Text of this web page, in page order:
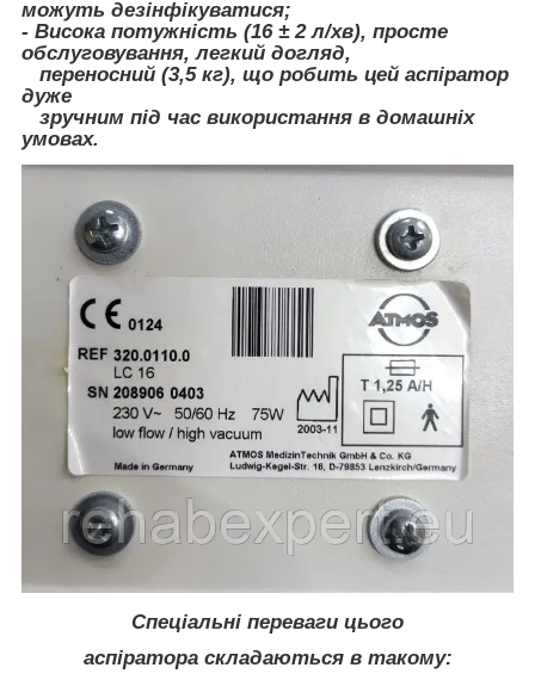
можуть дезінфікуватися;
- Висока потужність (16 ± 2 л/хв), просте
обслуговування, легкий догляд,
переносний (3,5 кг), що робить цей аспіратор
дуже
зручним під час використання в домашніх
умовах.
Спеціальні переваги цього
аспіратора складаються в такому: